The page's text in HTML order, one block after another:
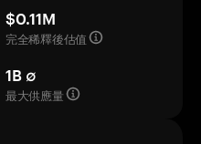
$0.11M
完全稀釋後估值
1B ∅
最大供應量